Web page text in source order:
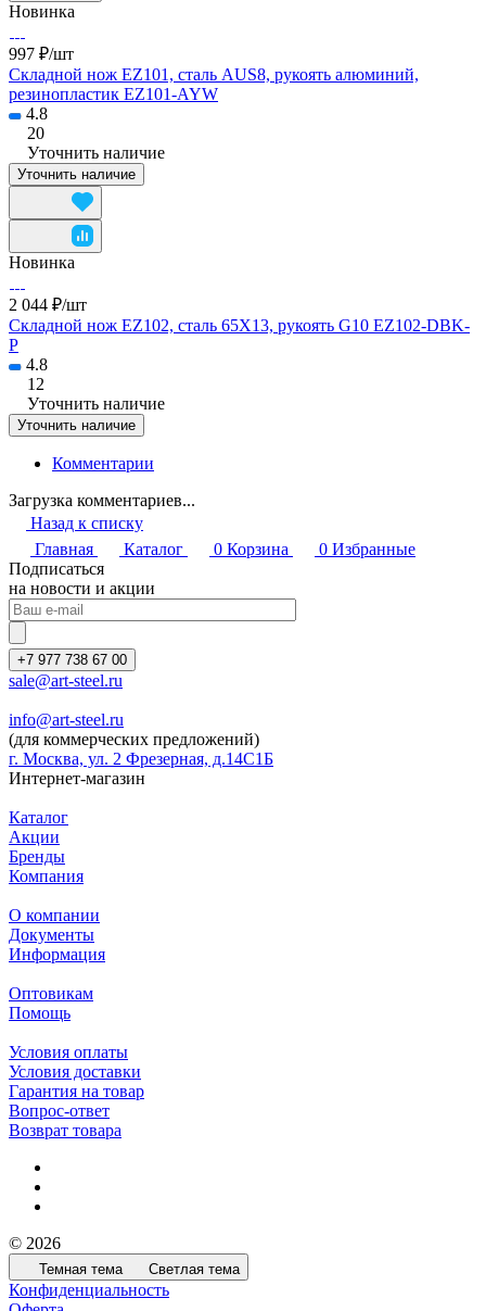
Новинка
997 ₽/шт
Складной нож EZ101, сталь AUS8, рукоять алюминий,
резинопластик EZ101-AYW
4.8
20
Уточнить наличие
Уточнить наличие
Новинка
2 044 ₽/шт
Складной нож EZ102, сталь 65Х13, рукоять G10 EZ102-DBK-
P
4.8
12
Уточнить наличие
Уточнить наличие
Комментарии
Загрузка комментариев...
Назад к списку
Главная
Каталог 0 Корзина 0 Избранные
Подписаться
на новости и акции
+7 977 738 67 00
sale@art-steel.ru
info@art-steel.ru
(для коммерческих предложений)
г. Москва, ул. 2 Фрезерная, д.14С1Б
Интернет-магазин
Каталог
Акции
Бренды
Компания
О компании
Документы
Информация
Оптовикам
Помощь
Условия оплаты
Условия доставки
Гарантия на товар
Вопрос-ответ
Возврат товара
© 2026
Темная тема Светлая тема
Конфиденциальность